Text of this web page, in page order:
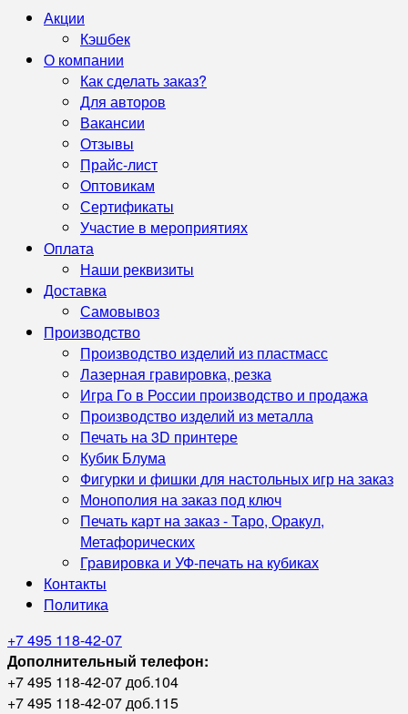
Акции
Кэшбек
О компании
Как сделать заказ?
Для авторов
Вакансии
Отзывы
Прайс-лист
Оптовикам
Сертификаты
Участие в мероприятиях
Оплата
Наши реквизиты
Доставка
Самовывоз
Производство
Производство изделий из пластмасс
Лазерная гравировка, резка
Игра Го в России производство и продажа
Производство изделий из металла
Печать на 3D принтере
Кубик Блума
Фигурки и фишки для настольных игр на заказ
Монополия на заказ под ключ
Печать карт на заказ - Таро, Оракул,
Метафорических
Гравировка и УФ‑печать на кубиках
Контакты
Политика
+7 495 118-42-07
Дополнительный телефон:
+7 495 118-42-07 доб.104
+7 495 118-42-07 доб.115